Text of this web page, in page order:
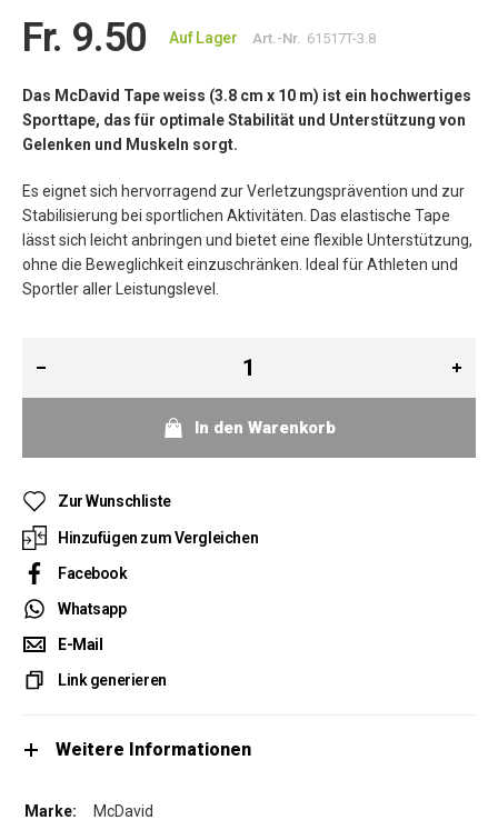
Fr. 9.50 Auf Lager Art.-Nr. 61517T-3.8
Das McDavid Tape weiss (3.8 cm x 10 m) ist ein hochwertiges
Sporttape, das für optimale Stabilität und Unterstützung von
Gelenken und Muskeln sorgt.
Es eignet sich hervorragend zur Verletzungsprävention und zur
Stabilisierung bei sportlichen Aktivitäten. Das elastische Tape
lässt sich leicht anbringen und bietet eine flexible Unterstützung,
ohne die Beweglichkeit einzuschränken. Ideal für Athleten und
Sportler aller Leistungslevel.
In den Warenkorb
Zur Wunschliste
Hinzufügen zum Vergleichen
Facebook
Whatsapp
E-Mail
Link generieren
Weitere Informationen
McDavid